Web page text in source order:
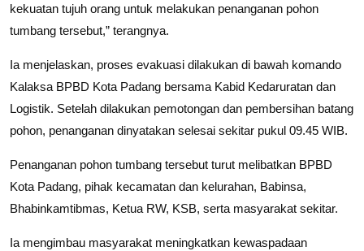
kekuatan tujuh orang untuk melakukan penanganan pohon
tumbang tersebut,” terangnya.
Ia menjelaskan, proses evakuasi dilakukan di bawah komando
Kalaksa BPBD Kota Padang bersama Kabid Kedaruratan dan
Logistik. Setelah dilakukan pemotongan dan pembersihan batang
pohon, penanganan dinyatakan selesai sekitar pukul 09.45 WIB.
Penanganan pohon tumbang tersebut turut melibatkan BPBD
Kota Padang, pihak kecamatan dan kelurahan, Babinsa,
Bhabinkamtibmas, Ketua RW, KSB, serta masyarakat sekitar.
Ia mengimbau masyarakat meningkatkan kewaspadaan